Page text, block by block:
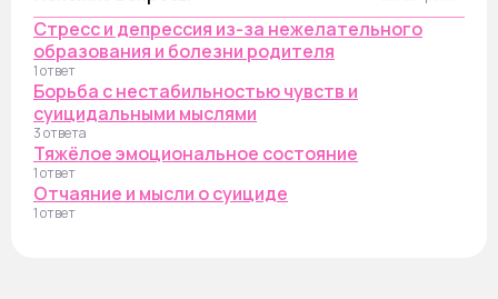
Стресс и депрессия из-за нежелательного
образования и болезни родителя
1 ответ
Борьба с нестабильностью чувств и
суицидальными мыслями
3 ответа
Тяжёлое эмоциональное состояние
1 ответ
Отчаяние и мысли о суициде
1 ответ